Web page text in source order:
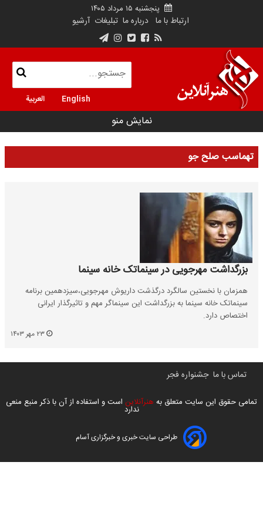
پنجشنبه ۱۵ مرداد ۱۴۰۵
ارتباط با ما درباره ما تبلیغات آرشیو
English العربية
نمایش منو
تهماسب صلح جو
بزرگداشت مهرجویی در سینماتک خانه سینما
همزمان با نخستین سالگرد درگذشت داریوش مهرجویی،سیزدهمین برنامه
سینماتک خانه سینما به بزرگداشت این سینماگر مهم و تاثیرگذار ایرانی
اختصاص دارد.
تماس با ما جشنواره فجر
تمامی حقوق این سایت متعلق به هنرآنلاین است و استفاده از آن با ذکر منبع منعی
ندارد
طراحی سایت خبری و خبرگزاری آسام